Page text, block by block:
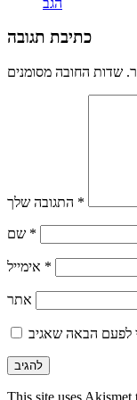
כתיבת תגובה
*
*
*
אתר